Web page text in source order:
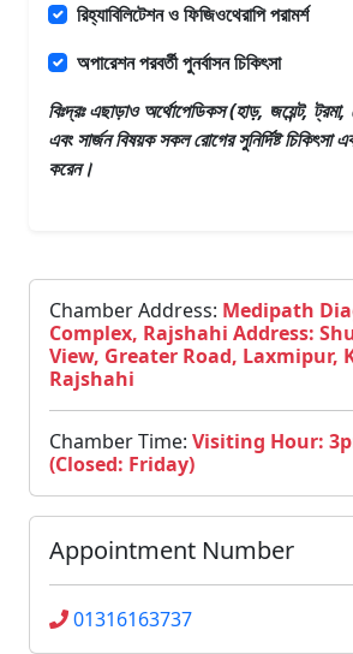
রিহ্যাবিলিটেশন ও ফিজিওথেরাপি পরামর্শ
অপারেশন পরবর্তী পুনর্বাসন চিকিৎসা
বিঃদ্রঃ এছাড়াওঅর্থোপেডিকস (হাড়, জয়েন্ট,
এবং সার্জনবিষয়ক সকল রোগের সুনির্দিষ্ট চিকিৎসা
করেন।
Chamber Address: Medipath
Complex, Rajshahi Address:
View, Greater Road, Laxmipur,
Rajshahi
Chamber Time: Visiting Hour:
(Closed: Friday)
Appointment Number
01316163737